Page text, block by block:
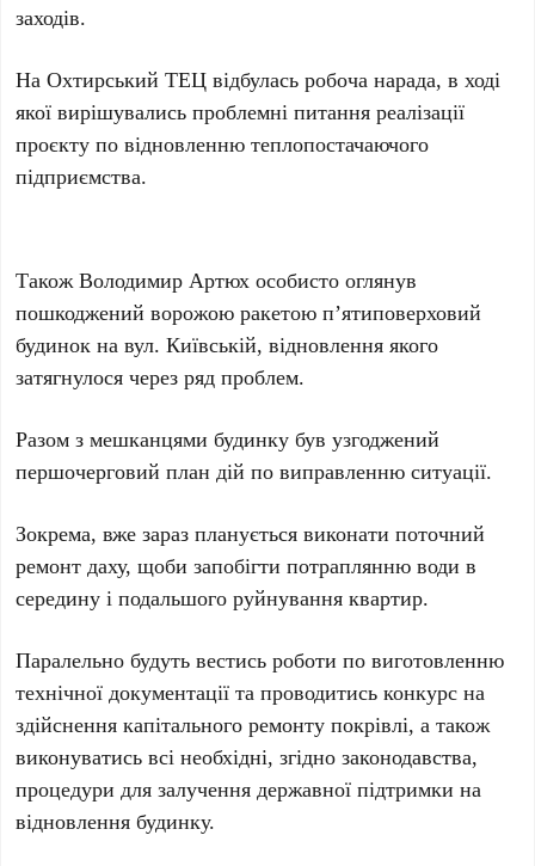
заходів.
На Охтирський ТЕЦ відбулась робоча нарада, в ході
якої вирішувались проблемні питання реалізації
проєкту по відновленню теплопостачаючого
підприємства.
Також Володимир Артюх особисто оглянув
пошкоджений ворожою ракетою п’ятиповерховий
будинок на вул. Київській, відновлення якого
затягнулося через ряд проблем.
Разом з мешканцями будинку був узгоджений
першочерговий план дій по виправленню ситуації.
Зокрема, вже зараз планується виконати поточний
ремонт даху, щоби запобігти потраплянню води в
середину і подальшого руйнування квартир.
Паралельно будуть вестись роботи по виготовленню
технічної документації та проводитись конкурс на
здійснення капітального ремонту покрівлі, а також
виконуватись всі необхідні, згідно законодавства,
процедури для залучення державної підтримки на
відновлення будинку.